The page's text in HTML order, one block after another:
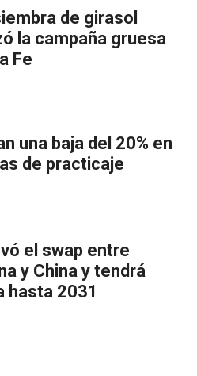
de girasol
la campaña gruesa
Fe
una baja del 20% en
de practicaje
el swap entre
y China y tendrá
hasta 2031